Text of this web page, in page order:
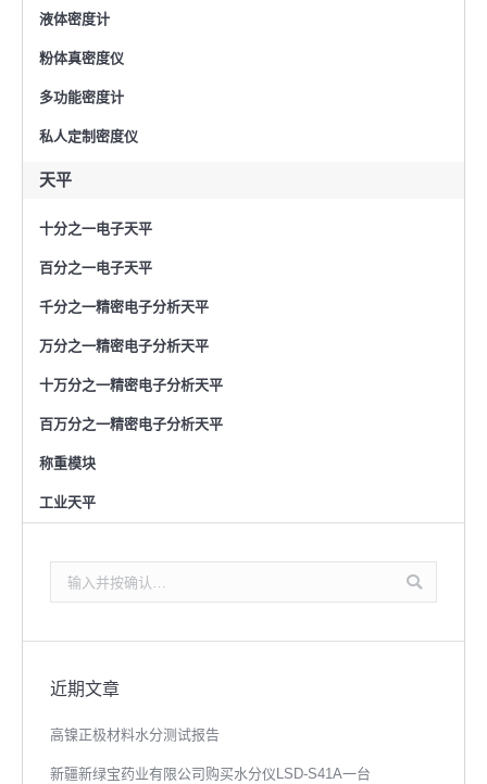
液体密度计
粉体真密度仪
多功能密度计
私人定制密度仪
天平
十分之一电子天平
百分之一电子天平
千分之一精密电子分析天平
万分之一精密电子分析天平
十万分之一精密电子分析天平
百万分之一精密电子分析天平
称重模块
工业天平
索：
近期文章
高镍正极材料水分测试报告
新疆新绿宝药业有限公司购买水分仪LSD-S41A一台